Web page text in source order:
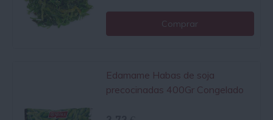
Comprar
Edamame Habas de soja
precocinadas 400Gr Congelado